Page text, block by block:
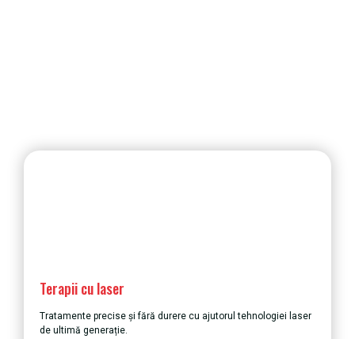
Terapii cu laser
Tratamente precise și fără durere cu ajutorul tehnologiei laser
de ultimă generație.